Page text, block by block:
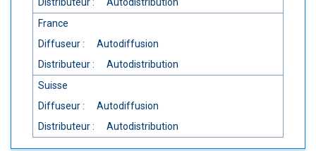
France
Diffuseur :
Autodiffusion
Distributeur :
Autodistribution
Suisse
Diffuseur :
Autodiffusion
Distributeur :
Autodistribution